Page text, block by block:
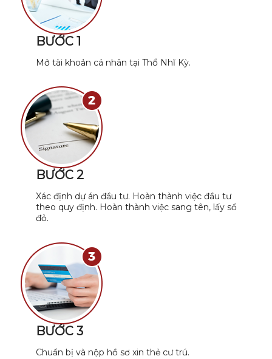
BƯỚC 1
Mở tài khoản cá nhân tại Thổ Nhĩ Kỳ.
BƯỚC 2
Xác định dự án đầu tư. Hoàn thành việc đầu tư
theo quy định. Hoàn thành việc sang tên, lấy sổ
đỏ.
BƯỚC 3
Chuẩn bị và nộp hồ sơ xin thẻ cư trú.